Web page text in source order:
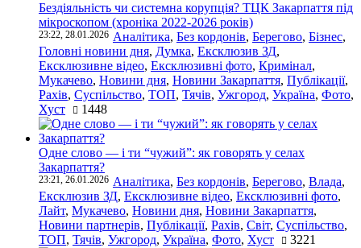
Бездіяльність чи системна корупція? ТЦК Закарпаття під
мікроскопом (хроніка 2022-2026 років)
23:22, 28.01.2026 Аналітика, Без кордонів, Берегово, Бізнес,
Головні новини дня, Думка, Ексклюзив ЗД,
Ексклюзивне відео, Ексклюзивні фото, Кримінал,
Мукачево, Новини дня, Новини Закарпаття, Публікації,
Рахів, Суспільство, ТОП, Тячів, Ужгород, Україна, Фото,
Хуст
1448
Одне слово — і ти “чужий”: як говорять у селах
Закарпаття?
23:21, 26.01.2026 Аналітика, Без кордонів, Берегово, Влада,
Ексклюзив ЗД, Ексклюзивне відео, Ексклюзивні фото,
Лайт, Мукачево, Новини дня, Новини Закарпаття,
Новини партнерів, Публікації, Рахів, Світ, Суспільство,
ТОП, Тячів, Ужгород, Україна, Фото, Хуст 3221